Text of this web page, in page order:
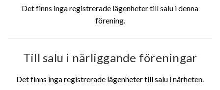
Det finns inga registrerade lägenheter till salu i denna
förening.
Till salu i närliggande föreningar
Det finns inga registrerade lägenheter till salu i närheten.